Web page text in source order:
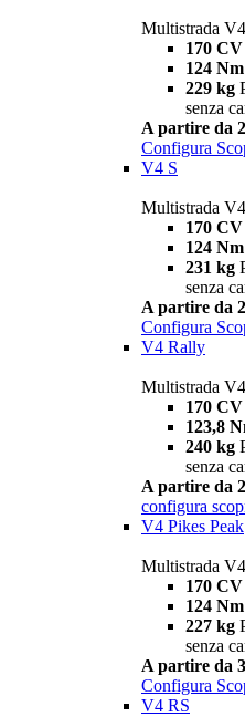
Multistrada V4
170 CV
124 Nm
229 kg
senza
A partire da
Configura
V4 S
Multistrada
170 CV
124 Nm
231 kg
senza
A partire da
Configura
V4 Rally
Multistrada
170 CV
123,8
240 kg
senza
A partire da
configura
V4 Pikes Peak
Multistrada
170 CV
124 Nm
227 kg
senza
A partire da
Configura
V4 RS